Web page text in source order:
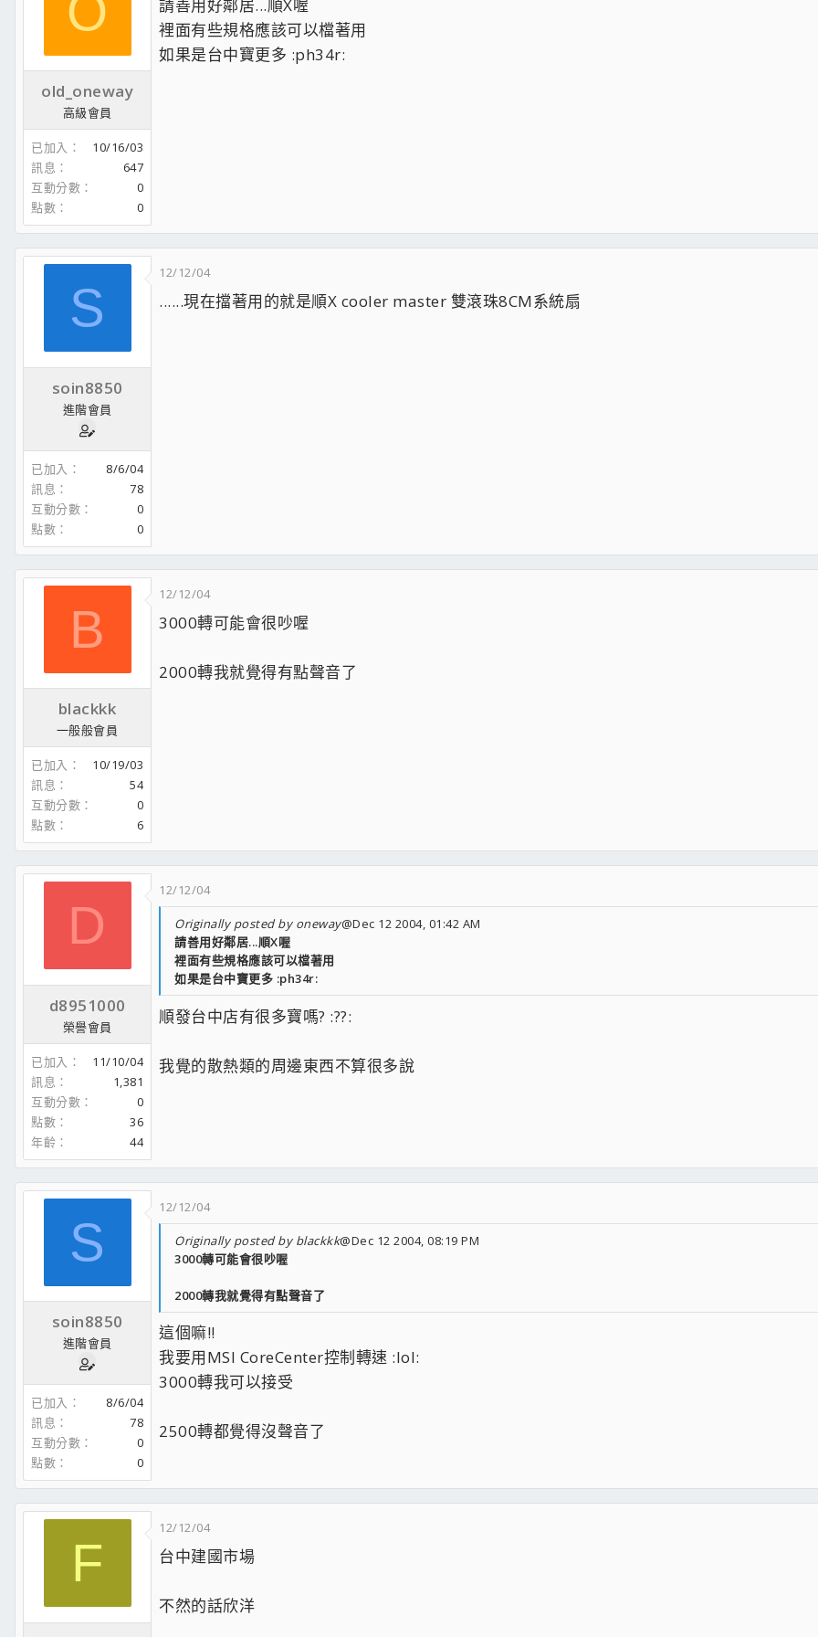
old_oneway
高級會員
已加入
10/16/03
訊息
647
互動分數
0
點數
0
請善用好鄰居...順X喔
裡面有些規格應該可以檔著用
如果是台中寶更多 :ph34r:
S
soin8850
進階會員
已加入
8/6/04
訊息
78
互動分數
0
點數
0
12/12/04
......現在擋著用的就是順X cooler master 雙滾珠8CM系統扇
B
blackkk
一般般會員
已加入
10/19/03
訊息
54
互動分數
0
點數
6
12/12/04
3000轉可能會很吵喔
2000轉我就覺得有點聲音了
D
d8951000
榮譽會員
已加入
11/10/04
訊息
1,381
互動分數
0
點數
36
年齡
44
12/12/04
Originally posted by oneway@Dec 12 2004, 01:42 AM
請善用好鄰居...順X喔
裡面有些規格應該可以檔著用
如果是台中寶更多 :ph34r:
順發台中店有很多寶嗎? :??:
我覺的散熱類的周邊東西不算很多說
S
soin8850
進階會員
已加入
8/6/04
訊息
78
互動分數
0
點數
0
12/12/04
Originally posted by blackkk@Dec 12 2004, 08:19 PM
3000轉可能會很吵喔
2000轉我就覺得有點聲音了
這個嘛!!
我要用MSI CoreCenter控制轉速 :lol:
3000轉我可以接受
2500轉都覺得沒聲音了
F
12/12/04
台中建國市場
不然的話欣洋